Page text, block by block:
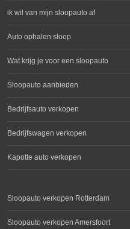
ik wil van mijn sloopauto af
Auto ophalen sloop
Wat krijg je voor een sloopauto
Sloopauto aanbieden
Bedrijfsauto verkopen
Bedrijfswagen verkopen
Kapotte auto verkopen
Sloopauto verkopen Rotterdam
Sloopauto verkopen Amersfoort